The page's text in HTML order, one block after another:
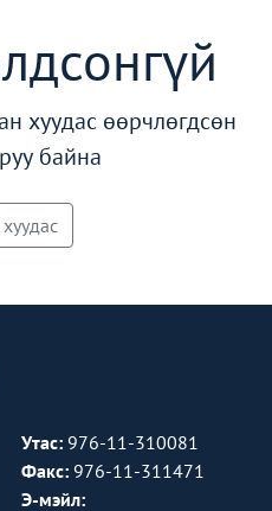
хуудас өөрчлөгдсөн
байна
Утас: 976-11-310081
Факс: 976-11-311471
Э-мэйл: